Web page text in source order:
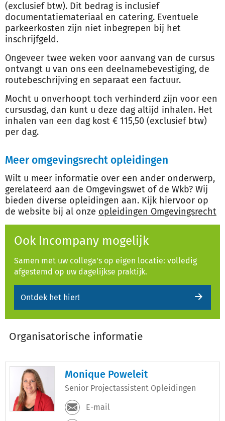
(exclusief btw). Dit bedrag is inclusief
documentatiemateriaal en catering. Eventuele
parkeerkosten zijn niet inbegrepen bij het
inschrijfgeld.
Ongeveer twee weken voor aanvang van de cursus
ontvangt u van ons een deelnamebevestiging, de
routebeschrijving en separaat een factuur.
Mocht u onverhoopt toch verhinderd zijn voor een
cursusdag, dan kunt u deze dag altijd inhalen. Het
inhalen van een dag kost € 115,50 (exclusief btw)
per dag.
Meer omgevingsrecht opleidingen
Wilt u meer informatie over een ander onderwerp,
gerelateerd aan de Omgevingswet of de Wkb? Wij
bieden diverse opleidingen aan. Kijk hiervoor op
de website bij al onze opleidingen Omgevingsrecht
Ook Incompany mogelijk
Samen met uw collega's op eigen locatie: volledig
afgestemd op uw dagelijkse praktijk.
Ontdek het hier!
Organisatorische informatie
Monique Poweleit
Senior Projectassistent Opleidingen
E-mail